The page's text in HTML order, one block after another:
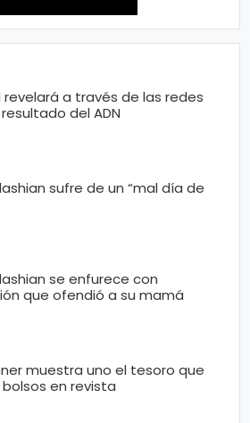
revelará a través de las redes
del ADN
sufre de un “mal día de
se enfurece con
que ofendió a su mamá
muestra uno el tesoro que
en revista